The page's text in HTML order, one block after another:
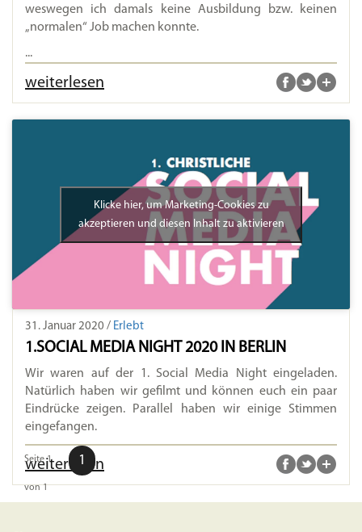
weswegen ich damals keine Ausbildung bzw. keinen
„normalen“ Job machen konnte.
...
weiterlesen
Klicke hier, um Marketing-Cookies zu
akzeptieren und diesen Inhalt zu aktivieren
31. Januar 2020 / Erlebt
1.SOCIAL MEDIA NIGHT 2020 IN BERLIN
Wir waren auf der 1. Social Media Night eingeladen.
Natürlich haben wir gefilmt und können euch ein paar
Eindrücke zeigen. Parallel haben wir einige Stimmen
eingefangen.
weiterlesen
Seite 1
von 1
1